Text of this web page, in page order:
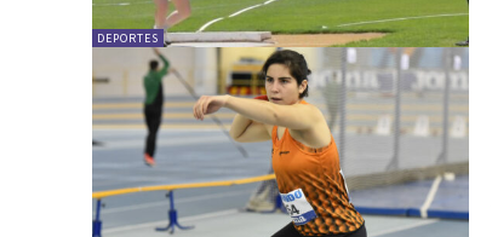
DEPORTES